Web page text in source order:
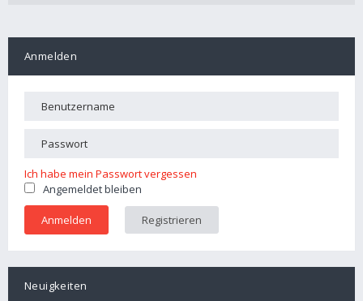
Anmelden
Ich habe mein Passwort vergessen
Angemeldet bleiben
Registrieren
Neuigkeiten